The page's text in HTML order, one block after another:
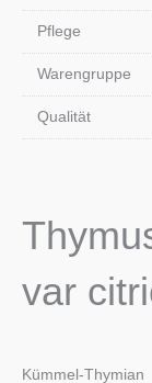
Pflege
Warengruppe
Qualität
var
Kümmel-Thymian